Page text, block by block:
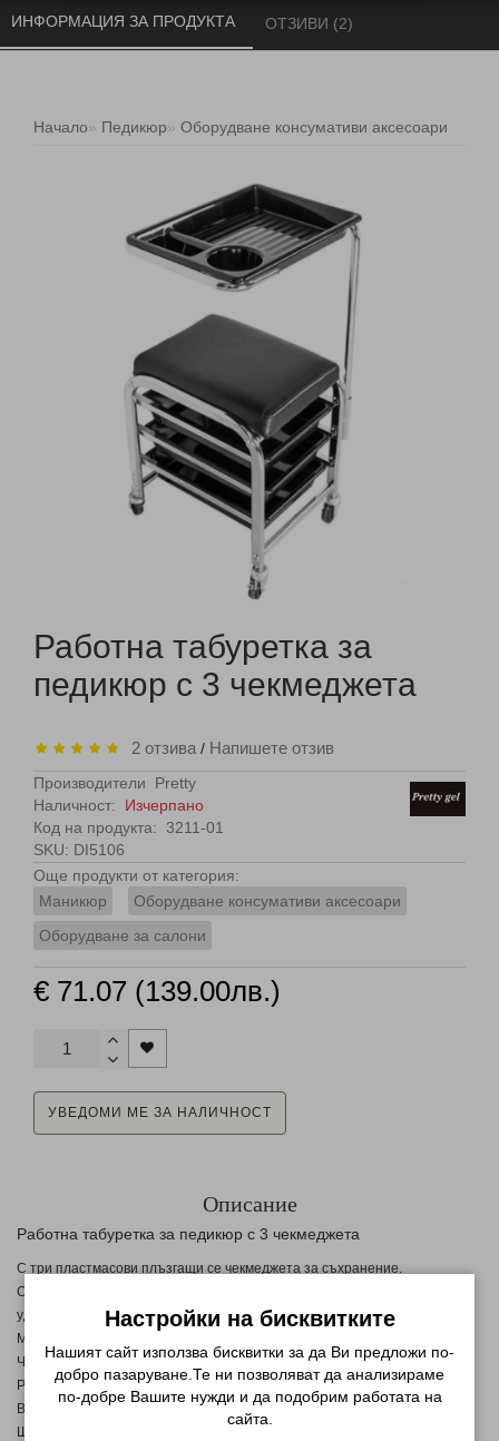
Начало Педикюр Оборудване консумативи аксесоари
ИНФОРМАЦИЯ ЗА ПРОДУКТА ОТЗИВИ (2)
Работна табуретка за
педикюр с 3 чекмеджета
2 отзива / Напишете отзив
Производители
Pretty
Наличност: Изчерпано
Код на продукта:
3211-01
SKU: DI5106
Още продукти от категория:
Маникюр
Оборудване консумативи аксесоари
Оборудване за салони
€ 71.07 (139.00лв.)
УВЕДОМИ МЕ ЗА НАЛИЧНОСТ
Описание
Работна табуретка за педикюр с 3 чекмеджета
С три пластмасови плъзгащи се чекмеджета за съхранение.
Снабдена с допълнителна странична въртяща се табла за по-голямо
удобство при работа.
Метална конструкция с колелца.
Черна тапицерия от еко кожа - лесно се почиства и дезинфектира.
Размери:
Височина 48 см
Ширина 33 см
Настройки на бисквитките
Нашият сайт използва бисквитки за да Ви предложи по-
добро пазаруване.Те ни позволяват да анализираме
по-добре Вашите нужди и да подобрим работата на
сайта.